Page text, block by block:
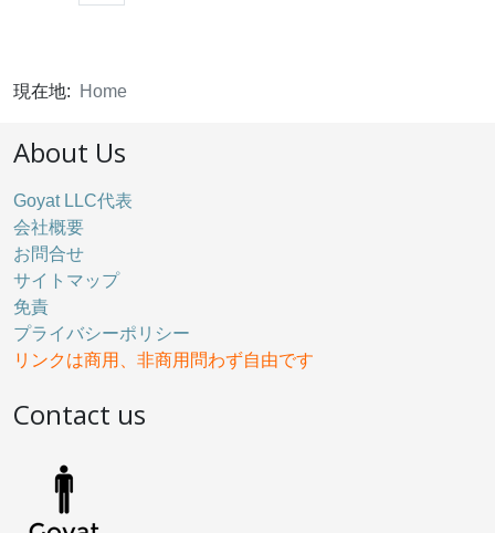
現在地: Home
About Us
Goyat LLC代表
会社概要
お問合せ
サイトマップ
免責
プライバシーポリシー
リンクは商用、非商用問わず自由です
Contact us